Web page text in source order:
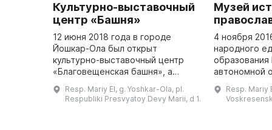
Культурно-выставочный
центр «Башня»
12 июня 2018 года в городе
Йошкар-Ола был открыт
культурно-выставочный центр
«Благовещенская башня», а
года - он был переименован в
«Башню». Он является
Resp. Mariy El, g. Yoshkar-Ola, pl.
Respubliki Presvyatoy Devy Marii, d 1.
Музей
4 ноября
народного
автономной
является
Resp. Mariy